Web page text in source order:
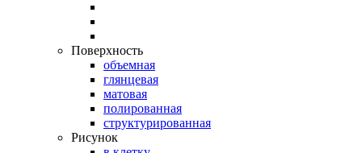
Поверхность
объемная
глянцевая
матовая
полированная
структурированная
Рисунок